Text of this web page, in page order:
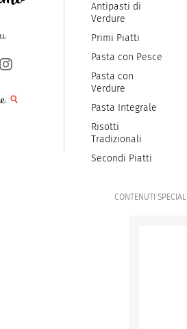
Antipasti di
Verdure
Primi Piatti
Pasta con Pesce
Pasta con
Verdure
Pasta Integrale
Risotti
Tradizionali
Secondi Piatti
CONTENUTI SPECIALI